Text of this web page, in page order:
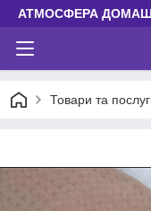
АТМОСФЕРА
Товари та